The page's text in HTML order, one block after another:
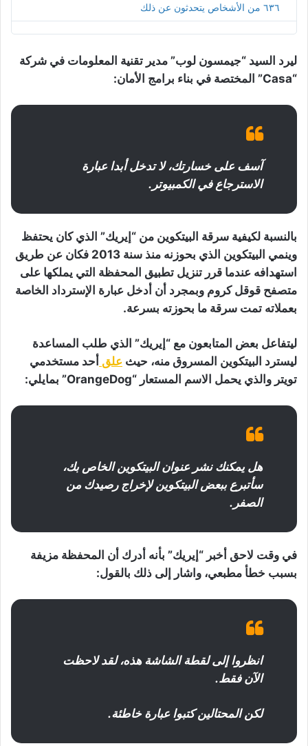
ت
و
ل
ن
ا
ت
ت
ي
ت
٦٣٦ من الأشخاص يتحدثون عن ذلك
ليرد السيد “جيمسون لوب” مدير تقنية المعلومات في شركة
“Casa” المختصة في بناء برامج الأمان:
آسف على خسارتك، لا تدخل أبدا عبارة
الاسترجاع في الكمبيوتر.
بالنسبة لكيفية سرقة البيتكوين من “إيريك” الذي كان يحتفظ
وينمي البيتكوين الذي بحوزنه منذ سنة 2013 فكان عن طريق
استهدافه عندما قرر تنزيل تطبيق المحفظة التي يملكها على
متصفح قوقل كروم وبمجرد أن أدخل عبارة الإسترداد الخاصة
بعملاته تمت سرقة ما بحوزته بسرعة.
ليتفاعل بعض المتابعون مع “إيريك” الذي طلب المساعدة
ليسترد البيتكوين المسروق منه، حيث علق أحد مستخدمي
تويتر والذي يحمل الاسم المستعار “OrangeDog” بمايلي:
هل يمكنك نشر عنوان البيتكوين الخاص بك،
سأتبرع ببعض البيتكوين لإخراج رصيدك من
الصفر.
في وقت لاحق أخبر “إيريك” بأنه أدرك أن المحفظة مزيفة
بسبب خطأ مطبعي، واشار إلى ذلك بالقول:
انظروا إلى لقطة الشاشة هذه، لقد لاحظت
الآن فقط.
لكن المحتالين كتبوا عبارة خاطئة.